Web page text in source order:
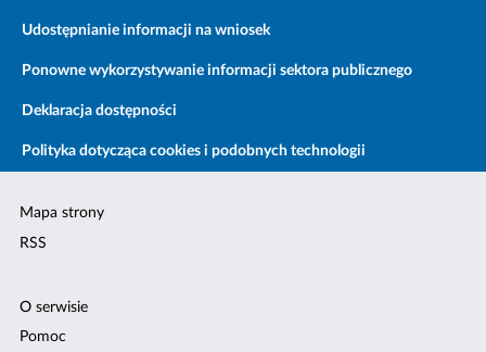
Udostępnianie informacji na wniosek
Ponowne wykorzystywanie informacji sektora publicznego
Deklaracja dostępności
Polityka dotycząca cookies i podobnych technologii
Mapa strony
RSS
O serwisie
Pomoc